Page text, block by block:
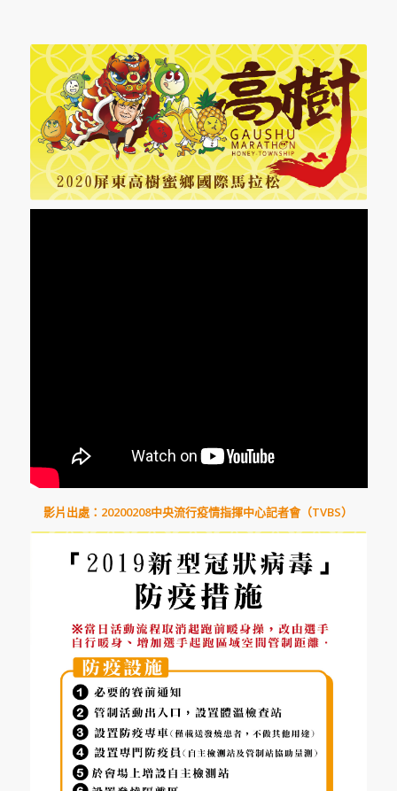
影片出處：20200208中央流行疫情指揮中心記者會（TVBS）